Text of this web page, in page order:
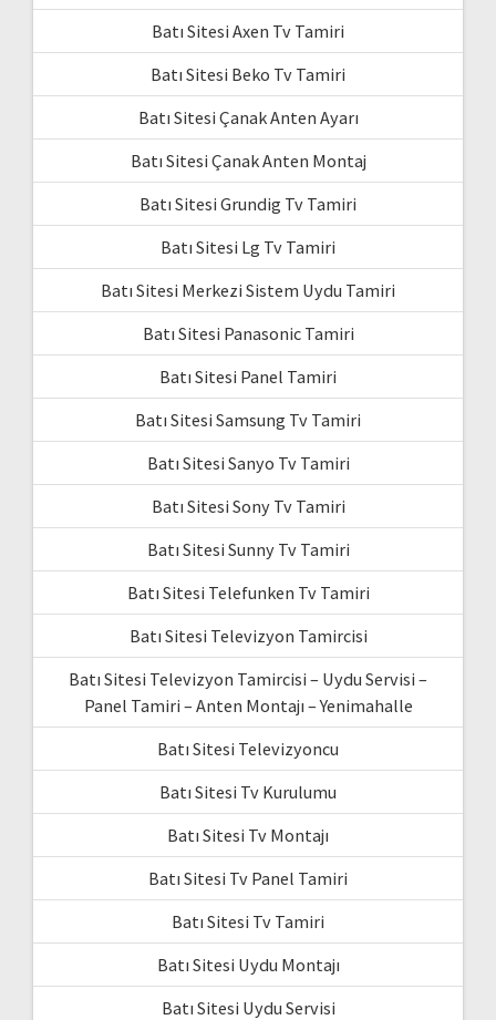
Batı Sitesi Axen Tv Tamiri
Batı Sitesi Beko Tv Tamiri
Batı Sitesi Çanak Anten Ayarı
Batı Sitesi Çanak Anten Montaj
Batı Sitesi Grundig Tv Tamiri
Batı Sitesi Lg Tv Tamiri
Batı Sitesi Merkezi Sistem Uydu Tamiri
Batı Sitesi Panasonic Tamiri
Batı Sitesi Panel Tamiri
Batı Sitesi Samsung Tv Tamiri
Batı Sitesi Sanyo Tv Tamiri
Batı Sitesi Sony Tv Tamiri
Batı Sitesi Sunny Tv Tamiri
Batı Sitesi Telefunken Tv Tamiri
Batı Sitesi Televizyon Tamircisi
Batı Sitesi Televizyon Tamircisi – Uydu Servisi –
Panel Tamiri – Anten Montajı – Yenimahalle
Batı Sitesi Televizyoncu
Batı Sitesi Tv Kurulumu
Batı Sitesi Tv Montajı
Batı Sitesi Tv Panel Tamiri
Batı Sitesi Tv Tamiri
Batı Sitesi Uydu Montajı
Batı Sitesi Uydu Servisi